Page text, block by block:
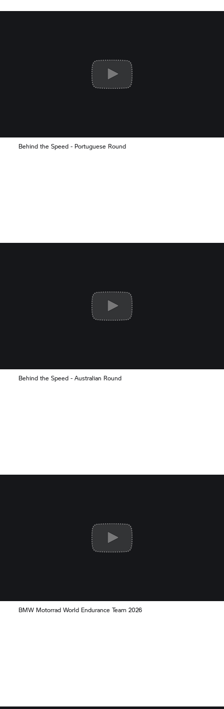
Behind the Speed - Portuguese Round
Behind the Speed - Australian Round
BMW Motorrad World Endurance Team 2026